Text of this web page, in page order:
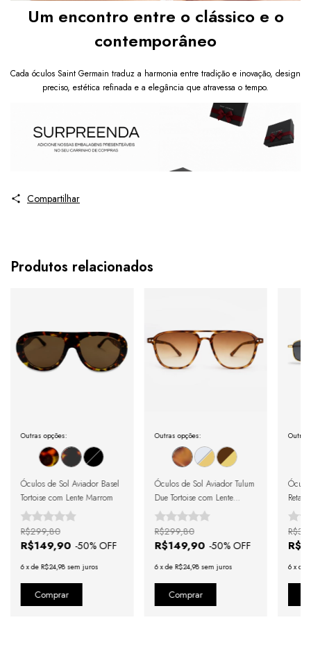
Um encontro entre o clássico e o
contemporâneo
Cada óculos Saint Germain traduz a harmonia entre tradição e inovação, design
preciso, estética refinada e a elegância que atravessa o tempo.
Compartilhar
Produtos relacionados
Outras opções:
Óculos de Sol Aviador Basel
Tortoise com Lente Marrom
R$149,90 -50% OFF
R$299,80
6 xde R$24,98 sem juros
Outras opções:
Óculos de Sol Aviador Tulum
Due Tortoise com Lente
Marrom
R$149,90 -50% OFF
R$299,80
6 xde R$24,98 sem juros
Outras
6 x de